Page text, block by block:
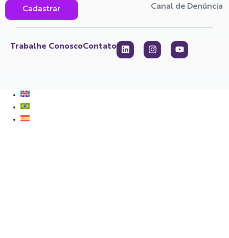
Cadastrar Canal de Denúncia
Trabalhe ConoscoContato